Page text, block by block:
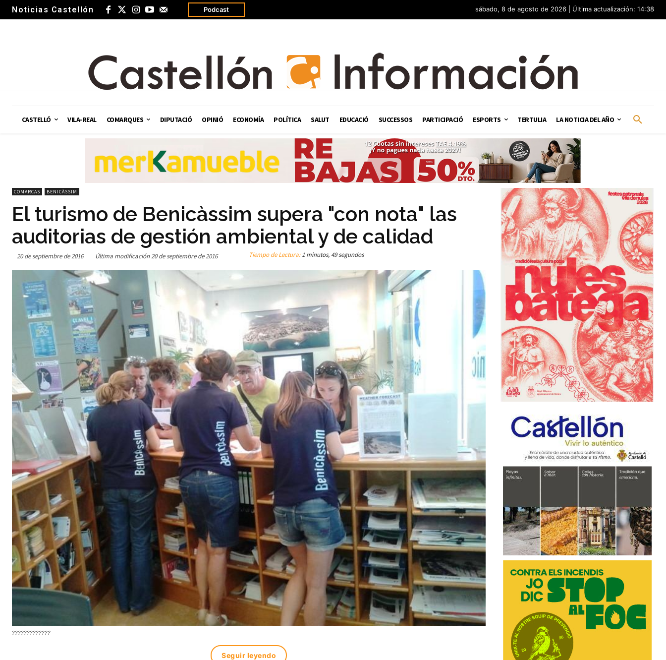
Noticias Castellón Podcast sábado, 8 de agosto de 2026 | Última actualización: 14:38
CASTELLÓ VILA-REAL COMARQUES DIPUTACIÓ OPINIÓ ECONOMÍA POLÍTICA SALUT EDUCACIÓ SUCCESSOS PARTICIPACIÓ ESPORTS TERTULIA LA NOTICIA DEL AÑO
COMARCAS BENICÀSSIM
El turismo de Benicàssim supera "con nota" las
auditorias de gestión ambiental y de calidad
20 de septiembre de 2016 Última modificación20 de septiembre de 2016 Tiempo de Lectura:1 minutos, 49 segundos
?????????????
Seguir leyendo